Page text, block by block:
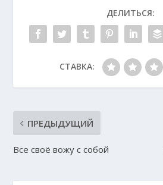
ДЕЛИТЬСЯ:
СТАВКА:
ПРЕДЫДУЩИЙ
Все своё вожу с собой